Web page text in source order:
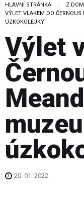
HLAVNÍ STRÁNKA
Z
CURRENT:
VÝLET VLAKEM DO
ÚZKOKOLEJKY
Výlet
20. 01. 2022